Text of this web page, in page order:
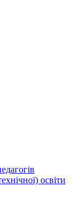
освіти